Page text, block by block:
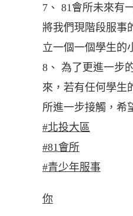
7、 81會所未來有
將我們現階段服事
立一個一個學生的
8、 為了更進一步
來，若有任何學生
所進一步接觸，希
#北投大區
#81會所
#青少年服事
你